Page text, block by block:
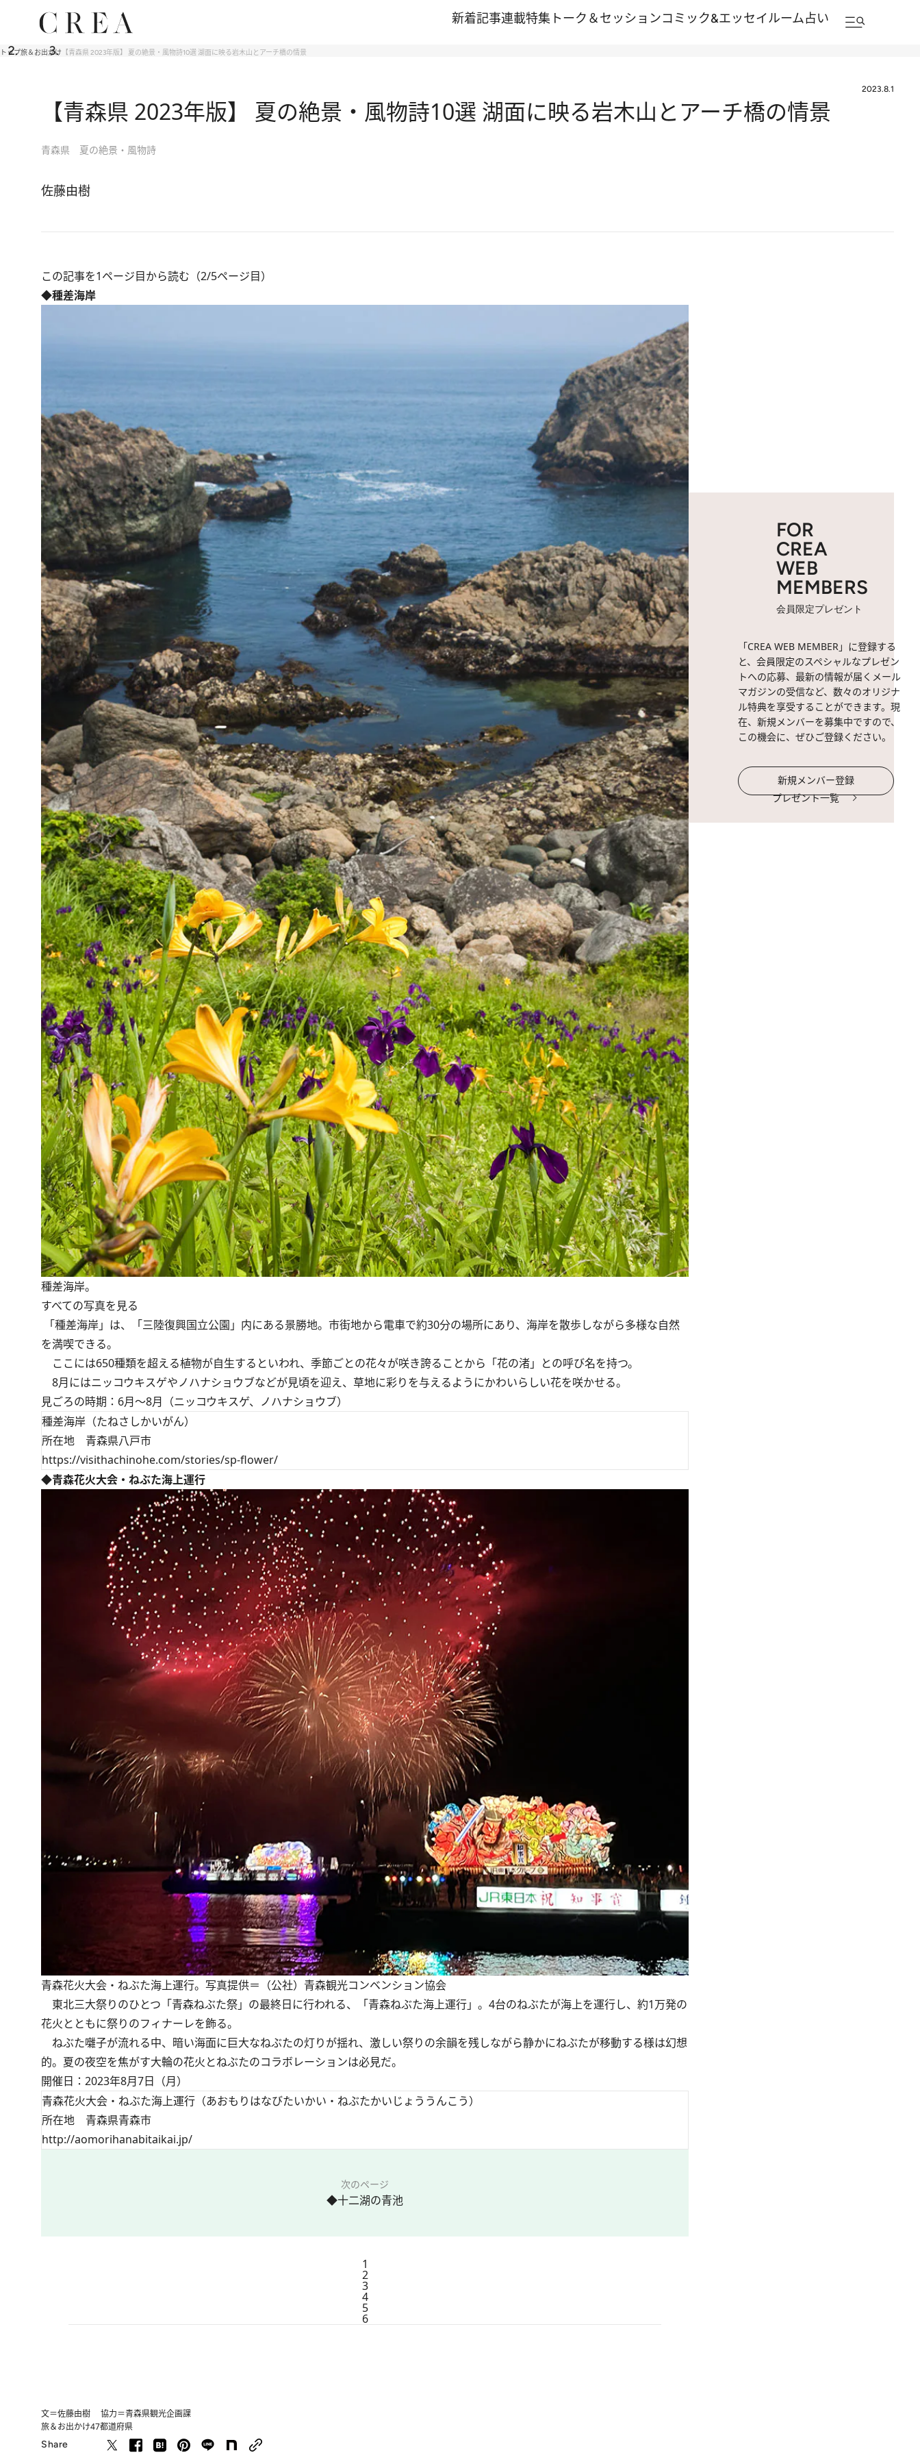
新着記事連載特集 トーク＆セッションコミック&エッセイルーム占い
トップ旅＆お出かけ 【青森県 2023年版】 夏の絶景・風物詩10選 湖面に映る岩木山とアーチ橋の情景
2023.8.1
【青森県 2023年版】 夏の絶景・風物詩10選 湖面に映る岩木山とアーチ橋の情景
青森県 夏の絶景・風物詩
佐藤由樹
この記事を1ページ目から読む（2/5ページ目）
◆種差海岸
種差海岸。
すべての写真を見る
「種差海岸」は、「三陸復興国立公園」内にある景勝地。市街地から電車で約30分の場所にあり、海岸を散歩しながら多様な自然
を満喫できる。
ここには650種類を超える植物が自生するといわれ、季節ごとの花々が咲き誇ることから「花の渚」との呼び名を持つ。
8月にはニッコウキスゲやノハナショウブなどが見頃を迎え、草地に彩りを与えるようにかわいらしい花を咲かせる。
見ごろの時期：6月～8月（ニッコウキスゲ、ノハナショウブ）
種差海岸（たねさしかいがん）
所在地 青森県八戸市
https://visithachinohe.com/stories/sp-flower/
◆青森花火大会・ねぶた海上運行
青森花火大会・ねぶた海上運行。写真提供＝（公社）青森観光コンベンション協会
東北三大祭りのひとつ「青森ねぶた祭」の最終日に行われる、「青森ねぶた海上運行」。4台のねぶたが海上を運行し、約1万発の
花火とともに祭りのフィナーレを飾る。
ねぶた囃子が流れる中、暗い海面に巨大なねぶたの灯りが揺れ、激しい祭りの余韻を残しながら静かにねぶたが移動する様は幻想
的。夏の夜空を焦がす大輪の花火とねぶたのコラボレーションは必見だ。
開催日：2023年8月7日（月）
青森花火大会・ねぶた海上運行（あおもりはなびたいかい・ねぶたかいじょううんこう）
所在地 青森県青森市
http://aomorihanabitaikai.jp/
次のページ
◆十二湖の青池
1
2
3
4
5
6
文＝佐藤由樹 協力＝青森県観光企画課
旅＆お出かけ47都道府県
Share
FOR
CREA
WEB
MEMBERS
会員限定プレゼント
「CREA WEB MEMBER」に登録する
と、会員限定のスペシャルなプレゼン
トへの応募、最新の情報が届くメール
マガジンの受信など、数々のオリジナ
ル特典を享受することができます。現
在、新規メンバーを募集中ですので、
この機会に、ぜひご登録ください。
新規メンバー登録
プレゼント一覧